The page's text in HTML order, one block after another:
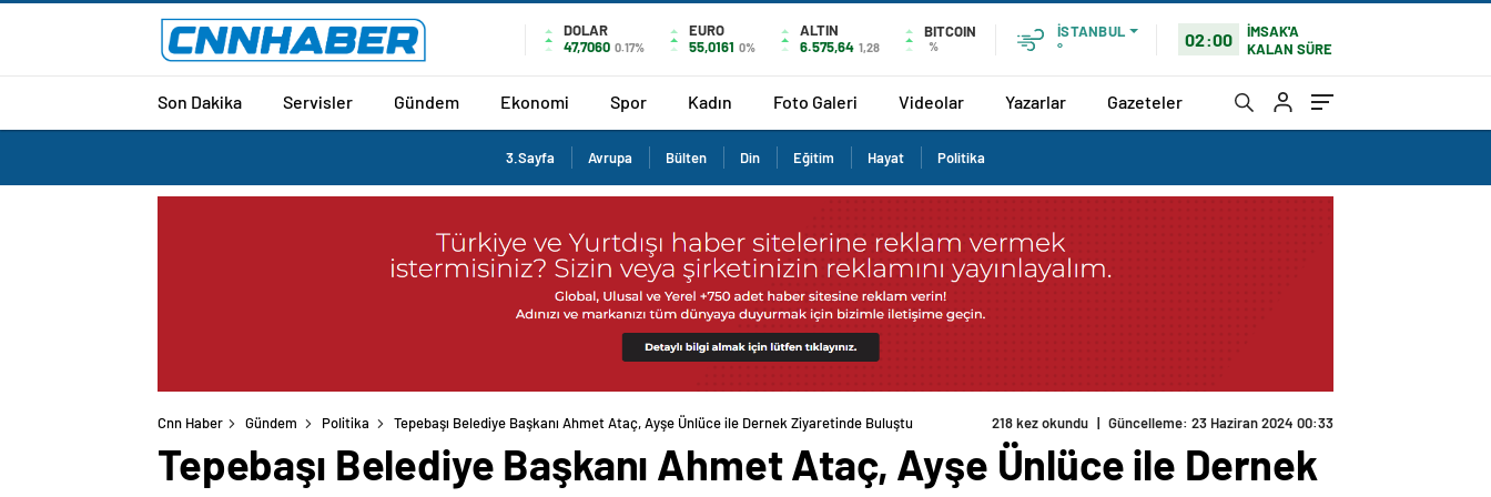
DOLAR
47,7060 0.17%
EURO
55,0161 0%
ALTIN
6.575,64 1,28
BITCOIN
%
İSTANBUL
°
02:00
İMSAK'A
KALAN SÜRE
Son Dakika Servisler Gündem Ekonomi Spor Kadın Foto Galeri Videolar Yazarlar Gazeteler
3.Sayfa Avrupa Bülten Din Eğitim Hayat Politika
Cnn Haber Gündem Politika Tepebaşı Belediye Başkanı Ahmet Ataç, Ayşe Ünlüce ile Dernek Ziyaretinde Buluştu 218 kez okundu | Güncelleme: 23 Haziran 2024 00:33
Tepebaşı Belediye Başkanı Ahmet Ataç, Ayşe Ünlüce ile Dernek